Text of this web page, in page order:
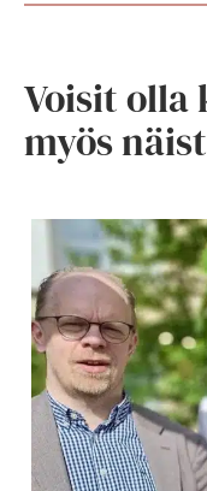
Voisit
myös